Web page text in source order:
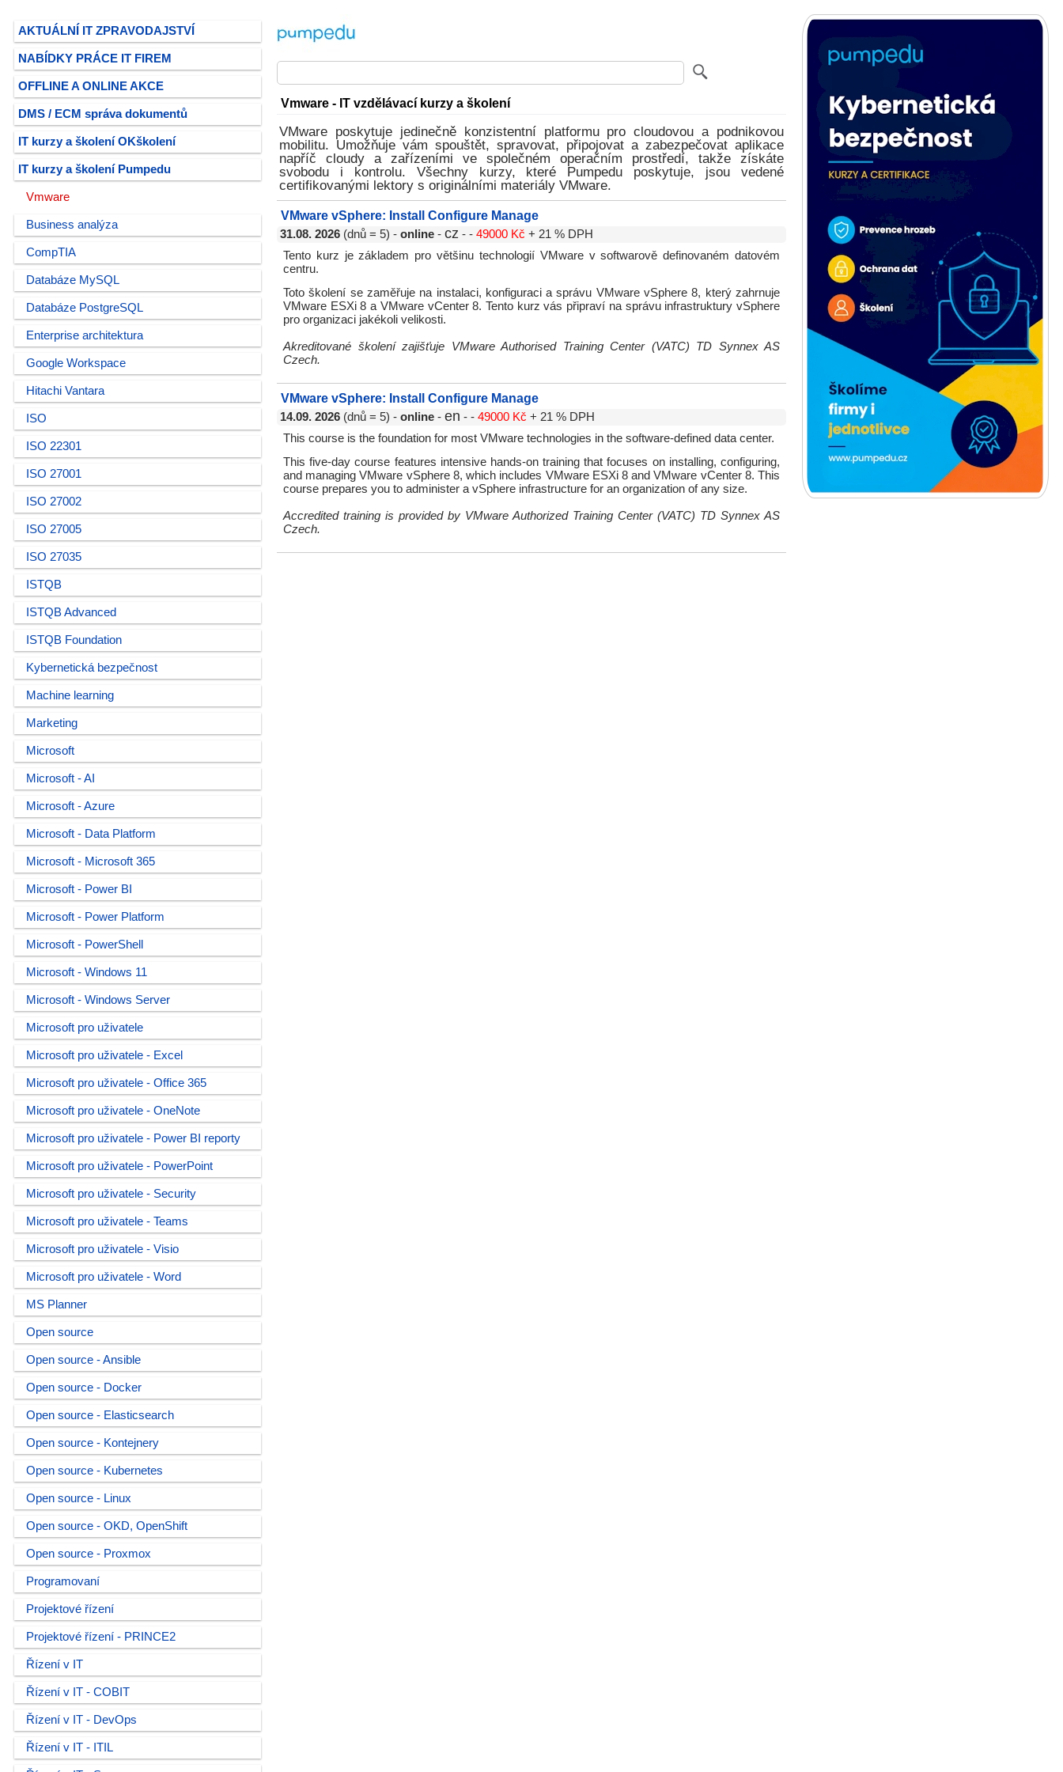
AKTUÁLNÍ IT ZPRAVODAJSTVÍ
NABÍDKY PRÁCE IT FIREM
OFFLINE A ONLINE AKCE
DMS / ECM správa dokumentů
IT kurzy a školení OKškolení
IT kurzy a školení Pumpedu
Vmware
Business analýza
CompTIA
Databáze MySQL
Databáze PostgreSQL
Enterprise architektura
Google Workspace
Hitachi Vantara
ISO
ISO 22301
ISO 27001
ISO 27002
ISO 27005
ISO 27035
ISTQB
ISTQB Advanced
ISTQB Foundation
Kybernetická bezpečnost
Machine learning
Marketing
Microsoft
Microsoft - AI
Microsoft - Azure
Microsoft - Data Platform
Microsoft - Microsoft 365
Microsoft - Power BI
Microsoft - Power Platform
Microsoft - PowerShell
Microsoft - Windows 11
Microsoft - Windows Server
Microsoft pro uživatele
Microsoft pro uživatele - Excel
Microsoft pro uživatele - Office 365
Microsoft pro uživatele - OneNote
Microsoft pro uživatele - Power BI reporty
Microsoft pro uživatele - PowerPoint
Microsoft pro uživatele - Security
Microsoft pro uživatele - Teams
Microsoft pro uživatele - Visio
Microsoft pro uživatele - Word
MS Planner
Open source
Open source - Ansible
Open source - Docker
Open source - Elasticsearch
Open source - Kontejnery
Open source - Kubernetes
Open source - Linux
Open source - OKD, OpenShift
Open source - Proxmox
Programovaní
Projektové řízení
Projektové řízení - PRINCE2
Řízení v IT
Řízení v IT - COBIT
Řízení v IT - DevOps
Řízení v IT - ITIL
Vmware - IT vzdělávací kurzy a školení
VMware poskytuje jedinečně konzistentní platformu pro cloudovou a podnikovou
mobilitu. Umožňuje vám spouštět, spravovat, připojovat a zabezpečovat aplikace
napříč cloudy a zařízeními ve společném operačním prostředí, takže získáte
svobodu i kontrolu. Všechny kurzy, které Pumpedu poskytuje, jsou vedené
certifikovanými lektory s originálními materiály VMware.
VMware vSphere: Install Configure Manage
31.08. 2026 (dnů = 5) - online - cz - - 49000 Kč + 21 % DPH
Tento kurz je základem pro většinu technologií VMware v softwarově definovaném datovém
centru.
Toto školení se zaměřuje na instalaci, konfiguraci a správu VMware vSphere 8, který zahrnuje
VMware ESXi 8 a VMware vCenter 8. Tento kurz vás připraví na správu infrastruktury vSphere
pro organizaci jakékoli velikosti.
Akreditované školení zajišťuje VMware Authorised Training Center (VATC) TD Synnex AS
Czech.
VMware vSphere: Install Configure Manage
14.09. 2026 (dnů = 5) - online - en - - 49000 Kč + 21 % DPH
This course is the foundation for most VMware technologies in the software-defined data center.
This five-day course features intensive hands-on training that focuses on installing, configuring,
and managing VMware vSphere 8, which includes VMware ESXi 8 and VMware vCenter 8. This
course prepares you to administer a vSphere infrastructure for an organization of any size.
Accredited training is provided by VMware Authorized Training Center (VATC) TD Synnex AS
Czech.